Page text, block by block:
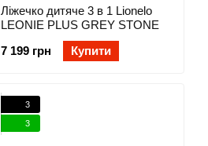
Ліжечко дитяче 3 в 1 Lionelo
LEONIE PLUS GREY STONE
7 199 грн
Купити
3
3